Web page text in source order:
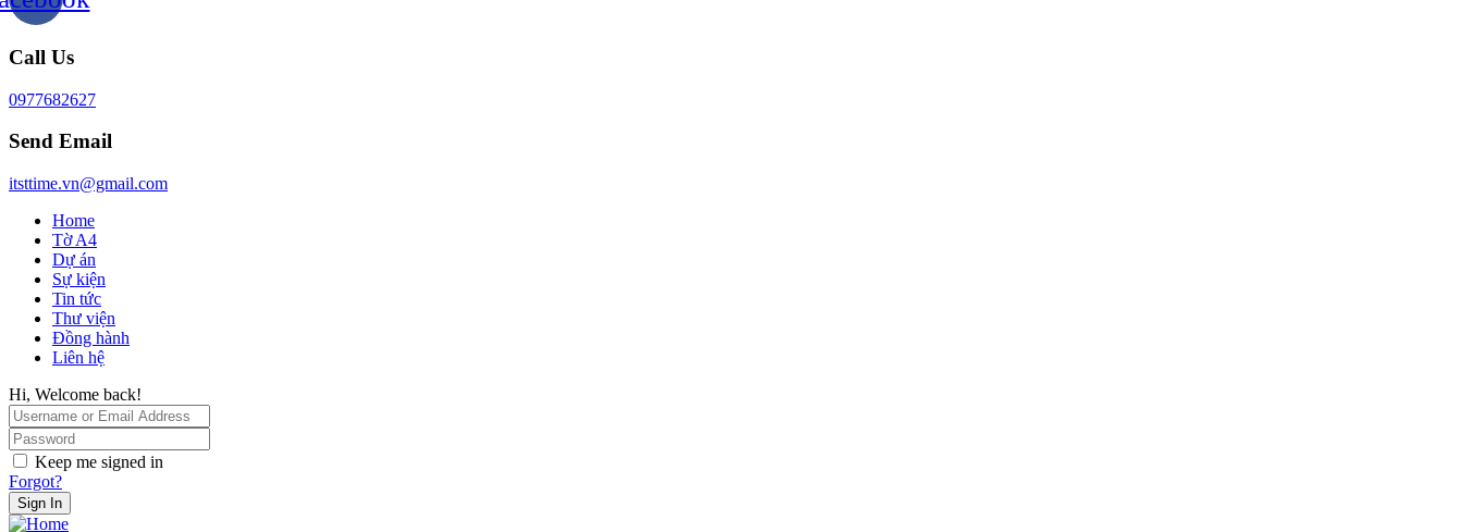
Call Us
0977682627
Send Email
itsttime.vn@gmail.com
Home
Tờ A4
Dự án
Sự kiện
Tin tức
Thư viện
Đồng hành
Liên hệ
Hi, Welcome back!
Keep me signed in
Forgot?
Sign In